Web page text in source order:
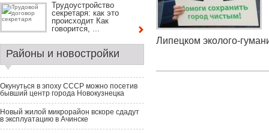
Липецком эколого-
Трудоустройство
секретаря: как это
происходит Как
говорится, ...
Районы и новостройки
Окунуться в эпоху СССР можно посетив
бывший центр города Новокузнецка
Новый жилой микрорайон вскоре сдадут
в эксплуатацию в Ачинске